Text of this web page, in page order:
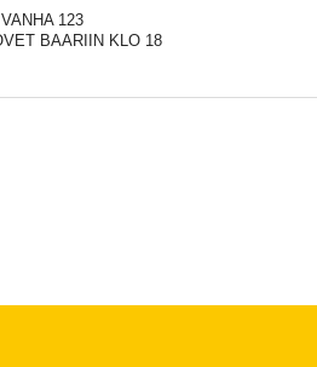
123
BAARIIN KLO 18